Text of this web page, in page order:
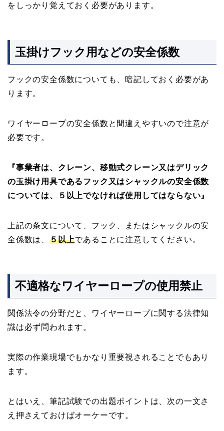
をしっかり覚えておく必要があります。
玉掛けフック用などの安全係数
フックの安全係数についても、暗記しておく必要があ
ります。
ワイヤーロープの安全係数と間違えやすいので注意が
必要です。
『事業者は、クレーン、移動式クレーン又はデリック
の玉掛け用具であるフック又はシャックルの安全係数
については、５以上でなければ使用してはならない』
上記の条文について、フック、またはシャックルの安
全係数は、 ５以上であることに注意してください。
不適格なワイヤーロープの使用禁止
関係法令の分野だと、ワイヤーロープに関する法律知
識は必ず問われます。
実際の作業現場でもかなり重要視されることでもあり
ます。
とはいえ、筆記試験での出題ポイントは、次の一文さ
え押さえておけばオーケーです。